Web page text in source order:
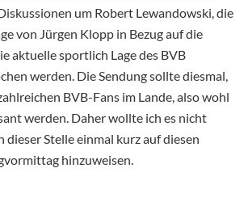
um Robert Lewandowski, die
von Jürgen Klopp in Bezug auf die
aktuelle sportlich Lage des BVB
werden. Die Sendung sollte diesmal,
BVB-Fans im Lande, also wohl
werden. Daher wollte ich es nicht
dieser Stelle einmal kurz auf diesen
hinzuweisen.